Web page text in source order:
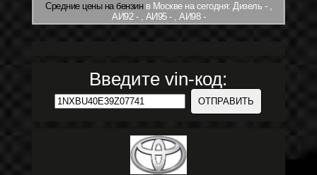
Средние цены на бензинв Москве на сегодня: Дизель - ,
АИ92 - , АИ95 - , АИ98 -
Введите vin-код: